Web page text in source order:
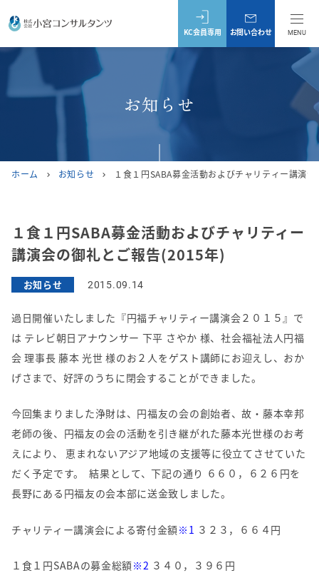
MENU
KC会員専用 お問い合わせ
お知らせ
ホーム chevron_right お知らせ chevron_right １食１円SABA募金活動およびチャリティー講演
１食１円SABA募金活動およびチャリティー
講演会の御礼とご報告(2015年)
お知らせ 2015.09.14
過日開催いたしました『円福チャリティー講演会２０１５』で
は テレビ朝日アナウンサー 下平 さやか 様、社会福祉法人円福
会 理事長 藤本 光世 様のお２人をゲスト講師にお迎えし、おか
げさまで、好評のうちに閉会することができました。
今回集まりました浄財は、円福友の会の創始者、故・藤本幸邦
老師の後、円福友の会の活動を引き継がれた藤本光世様のお考
えにより、 恵まれないアジア地域の支援等に役立てさせていた
だく予定です。 結果として、下記の通り ６６０，６２６円を
長野にある円福友の会本部に送金致しました。
チャリティー講演会による寄付金額※1 ３２３，６６４円
１食１円SABAの募金総額※2 ３４０，３９６円